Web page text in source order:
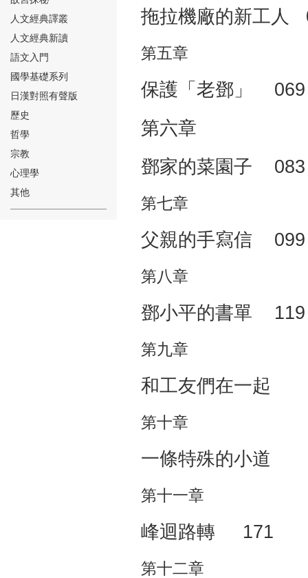
⑰
⑱
人文經典譯叢
人文經典新讀
語文入門
國學基礎系列
日漢對照有聲版
歷史
哲學
宗教
心理學
其他
拖拉機廠的新工人
第五章
保護「老鄧」 069
第六章
鄧家的菜園子 083
第七章
父親的手寫信 099
第八章
鄧小平的書單 119
第九章
和工友們在一起
第十章
一條特殊的小道
第十一章
峰迴路轉 171
第十二章